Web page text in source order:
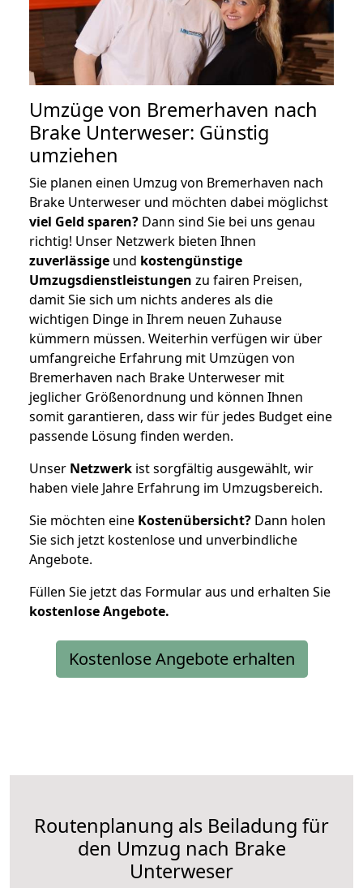
Umzüge von Bremerhaven nach
Brake Unterweser: Günstig
umziehen
Sie planen einen Umzug von Bremerhaven nach
Brake Unterweser und möchten dabei möglichst
viel Geld sparen? Dann sind Sie bei uns genau
richtig! Unser Netzwerk bieten Ihnen
zuverlässige und kostengünstige
Umzugsdienstleistungen zu fairen Preisen,
damit Sie sich um nichts anderes als die
wichtigen Dinge in Ihrem neuen Zuhause
kümmern müssen. Weiterhin verfügen wir über
umfangreiche Erfahrung mit Umzügen von
Bremerhaven nach Brake Unterweser mit
jeglicher Größenordnung und können Ihnen
somit garantieren, dass wir für jedes Budget eine
passende Lösung finden werden.
Unser Netzwerk ist sorgfältig ausgewählt, wir
haben viele Jahre Erfahrung im Umzugsbereich.
Sie möchten eine Kostenübersicht? Dann holen
Sie sich jetzt kostenlose und unverbindliche
Angebote.
Füllen Sie jetzt das Formular aus und erhalten Sie
kostenloseAngebote.
Kostenlose Angebote erhalten
Routenplanung als Beiladung für
den Umzug nach Brake
Unterweser